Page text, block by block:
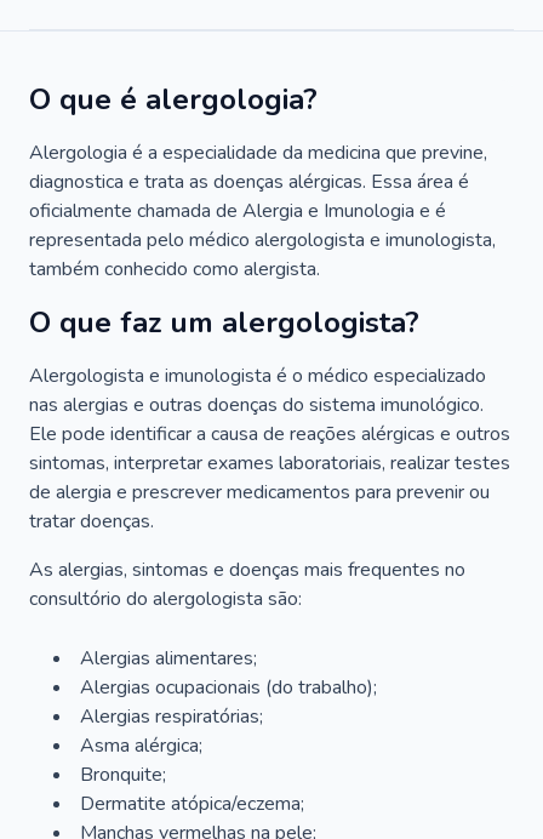
O que é alergologia?
Alergologia é a especialidade da medicina que previne,
diagnostica e trata as doenças alérgicas. Essa área é
oficialmente chamada de Alergia e Imunologia e é
representada pelo médico alergologista e imunologista,
também conhecido como alergista.
O que faz um alergologista?
Alergologista e imunologista é o médico especializado
nas alergias e outras doenças do sistema imunológico.
Ele pode identificar a causa de reações alérgicas e outros
sintomas, interpretar exames laboratoriais, realizar testes
de alergia e prescrever medicamentos para prevenir ou
tratar doenças.
As alergias, sintomas e doenças mais frequentes no
consultório do alergologista são:
Alergias alimentares;
Alergias ocupacionais (do trabalho);
Alergias respiratórias;
Asma alérgica;
Bronquite;
Dermatite atópica/eczema;
Manchas vermelhas na pele;